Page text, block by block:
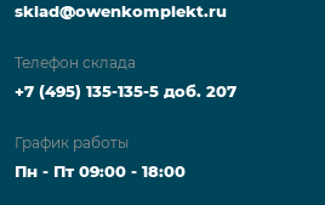
sklad@owenkomplekt.ru
Телефон склада
+7 (495) 135-135-5 доб. 207
График работы
Пн - Пт 09:00 - 18:00